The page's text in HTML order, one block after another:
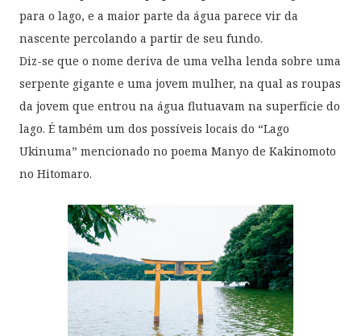
para o lago, e a maior parte da água parece vir da
nascente percolando a partir de seu fundo.
Diz-se que o nome deriva de uma velha lenda sobre uma
serpente gigante e uma jovem mulher, na qual as roupas
da jovem que entrou na água flutuavam na superfície do
lago. É também um dos possíveis locais do “Lago
Ukinuma” mencionado no poema Manyo de Kakinomoto
no Hitomaro.